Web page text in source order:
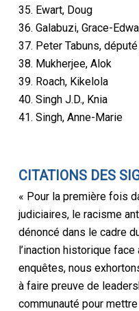
35. Ewart, Doug
36. Galabuzi, Grace-
37. Peter Tabuns,
38. Mukherjee, Alok
39. Roach, Kikelola
40. Singh J.D., Knia
41. Singh, Anne-Marie
CITATIONS DES
« Pour la première fois
judiciaires, le racisme
dénoncé dans le cadre
l’inaction historique
enquêtes, nous
à faire preuve de
communauté pour